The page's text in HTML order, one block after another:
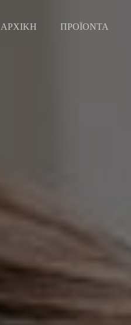
ΑΡΧΙΚΗ ΠΡΟΪΟΝΤΑ